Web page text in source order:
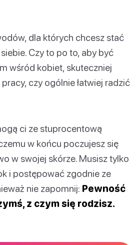
dla których chcesz stać
Czy to po to, aby być
wśród kobiet, skuteczniej
czy ogólnie łatwiej radzić
ci ze stuprocentową
w końcu poczujesz się
w swojej skórze. Musisz tylko
i postępować zgodnie ze
nie zapomnij: Pewność
z czym się rodzisz.